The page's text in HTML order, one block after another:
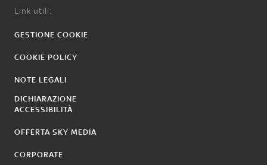
Link utili:
GESTIONE COOKIE
COOKIE POLICY
NOTE LEGALI
DICHIARAZIONE
ACCESSIBILITÀ
OFFERTA SKY MEDIA
CORPORATE